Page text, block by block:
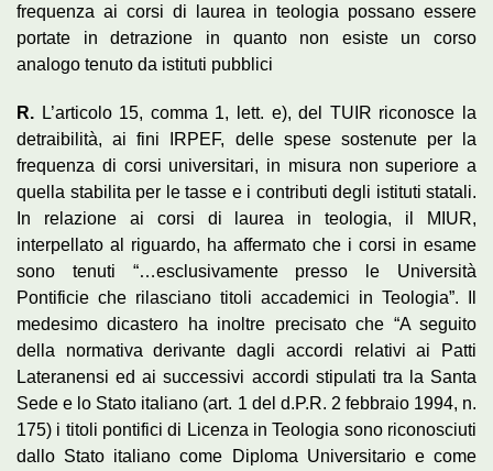
frequenza ai corsi di laurea in teologia possano essere
portate in detrazione in quanto non esiste un corso
analogo tenuto da istituti pubblici
R. L’articolo 15, comma 1, lett. e), del TUIR riconosce la
detraibilità, ai fini IRPEF, delle spese sostenute per la
frequenza di corsi universitari, in misura non superiore a
quella stabilita per le tasse e i contributi degli istituti statali.
In relazione ai corsi di laurea in teologia, il MIUR,
interpellato al riguardo, ha affermato che i corsi in esame
sono tenuti “…esclusivamente presso le Università
Pontificie che rilasciano titoli accademici in Teologia”. Il
medesimo dicastero ha inoltre precisato che “A seguito
della normativa derivante dagli accordi relativi ai Patti
Lateranensi ed ai successivi accordi stipulati tra la Santa
Sede e lo Stato italiano (art. 1 del d.P.R. 2 febbraio 1994, n.
175) i titoli pontifici di Licenza in Teologia sono riconosciuti
dallo Stato italiano come Diploma Universitario e come